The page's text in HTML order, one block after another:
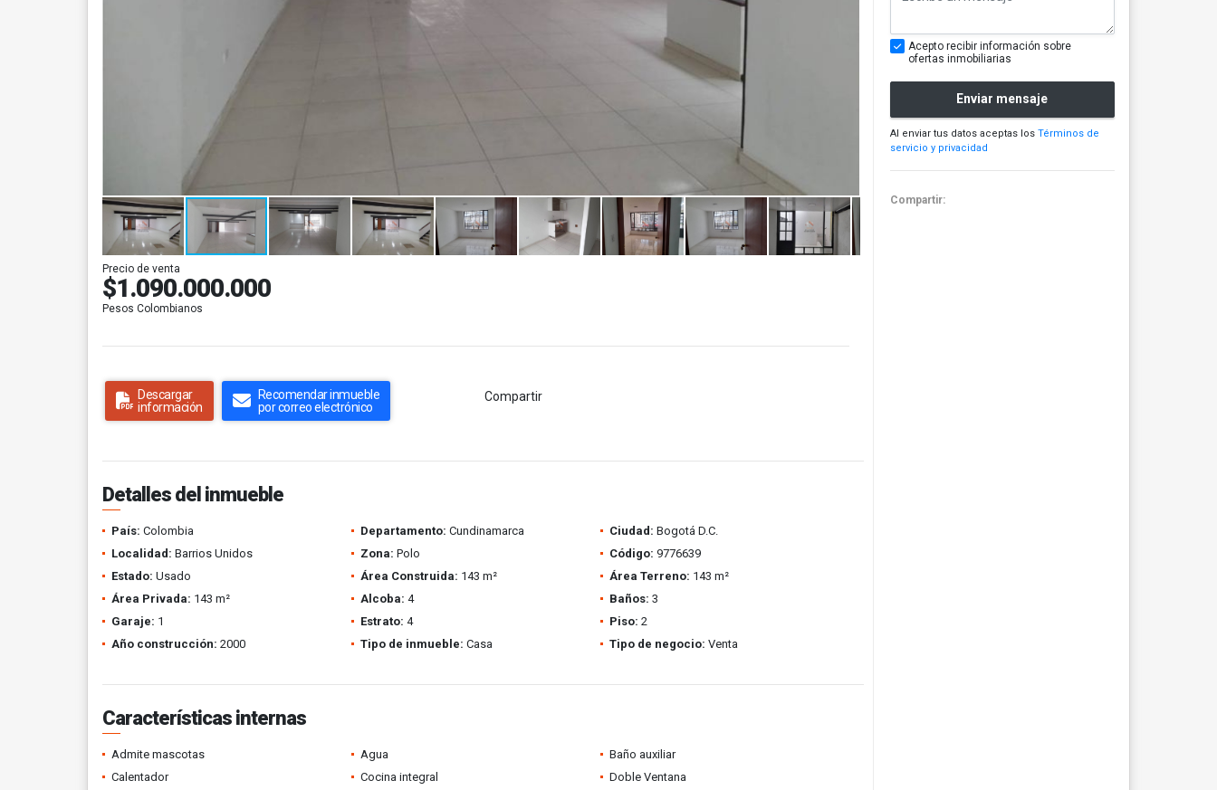
Precio de venta
$1.090.000.000
Pesos Colombianos
Descargar
información
Recomendar inmueble
por correo electrónico
Compartir
Detalles del inmueble
País: Colombia Departamento: Cundinamarca Ciudad: Bogotá D.C.
Localidad: Barrios Unidos Zona: Polo Código: 9776639
Estado: Usado Área Construida: 143 m² Área Terreno: 143 m²
Área Privada: 143 m² Alcoba: 4 Baños: 3
Garaje: 1 Estrato: 4 Piso: 2
Año construcción: 2000 Tipo de inmueble: Casa Tipo de negocio: Venta
Características internas
Admite mascotas Agua
Baño auxiliar
Calentador
Cocina integral
Doble Ventana
Acepto recibir información sobre
ofertas inmobiliarias
Enviar mensaje
Al enviar tus datos aceptas los Términos de
servicio y privacidad
Compartir: